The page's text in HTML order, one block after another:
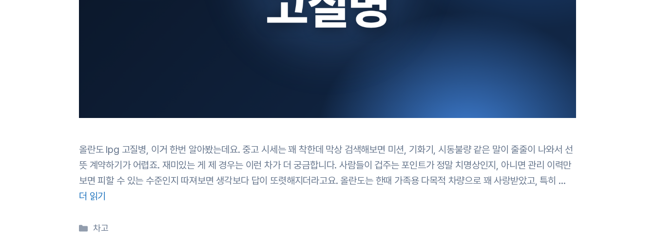
올란도 lpg 고질병, 이거 한번 알아봤는데요. 중고 시세는 꽤 착한데 막상 검색해보면 미션, 기화기, 시동불량 같은 말이 줄줄이 나와서 선
뜻 계약하기가 어렵죠. 재미있는 게 제 경우는 이런 차가 더 궁금합니다. 사람들이 겁주는 포인트가 정말 치명상인지, 아니면 관리 이력만
보면 피할 수 있는 수준인지 따져보면 생각보다 답이 또렷해지더라고요. 올란도는 한때 가족용 다목적 차량으로 꽤 사랑받았고, 특히 …
더 읽기
카
차고